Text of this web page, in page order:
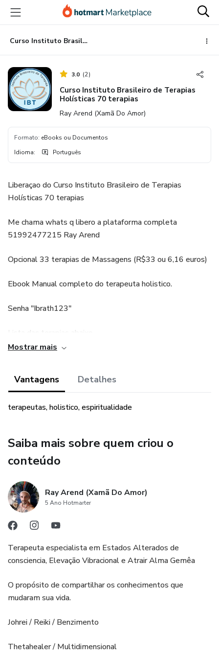
para
conteúdo
principal
para
pagamento
para
rodapé
Curso Instituto Brasileiro de Terapias Holísticas 70 terapias
3.0 (2)
Curso Instituto Brasileiro de Terapias
Holísticas 70 terapias
Ray Arend (Xamã Do Amor)
Formato: eBooks ou Documentos
Idioma: Português
Liberaçao do Curso Instituto Brasileiro de Terapias
Holísticas 70 terapias
Me chama whats q libero a plataforma completa
51992477215 Ray Arend
Opcional 33 terapias de Massagens (R$33 ou 6,16 euros)
Ebook Manual completo do terapeuta holistico.
Senha "Ibrath123"
Lista das terapias abaixo
🌺 – Reiki 1,2,3 e mestrado (linhagem usui/tibetano) 180
horas
🌺 – KundaliniTerapia
🌺 – Bioenergética 180 horas
🌺 – Dança circular 180 horas
🌺 – Regressão Terapêutica 180 horas
🌺 – Ho’oponopono 180 horas
Mostrar mais
Vantagens Detalhes
terapeutas, holistico, espiritualidade
Saiba mais sobre quem criou o
conteúdo
Ray Arend (Xamã Do Amor)
5 Ano Hotmarter
Terapeuta especialista em Estados Alterados de
consciencia, Elevação Vibracional e Atrair Alma Gemêa
O propósito de compartilhar os conhecimentos que
mudaram sua vida.
Johrei / Reiki / Benzimento
Thetahealer / Multidimensional